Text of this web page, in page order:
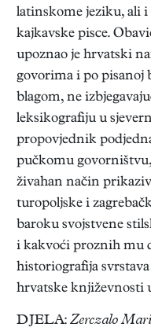
latinskome jeziku, ali
kajkavske pisce.
upoznao je hrvatski
govorima i po pisanoj
blagom, ne
leksikografiju u
propovjednik
pučkomu
živahan način
turopoljske i
baroku svojstvene
i kakvoći proznih mu
historiografija
hrvatske književnosti
DJELA: Zerczalo